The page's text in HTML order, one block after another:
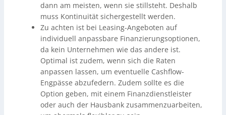
dann am meisten, wenn sie stillsteht. Deshalb
muss Kontinuität sichergestellt werden.
Zu achten ist bei Leasing-Angeboten auf
individuell anpassbare Finanzierungsoptionen,
da kein Unternehmen wie das andere ist.
Optimal ist zudem, wenn sich die Raten
anpassen lassen, um eventuelle Cashflow-
Engpässe abzufedern. Zudem sollte es die
Option geben, mit einem Finanzdienstleister
oder auch der Hausbank zusammenzuarbeiten,